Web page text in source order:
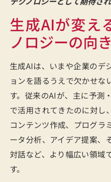
生成AIが変え
ノロジーの向
生成AIは、いまや企業のデ
ョンを語るうえで欠かせな
す。従来のAIが、主に予測
で活用されてきたのに対し
コンテンツ作成、プログラ
ータ分析、アイデア提案、
対話など、より幅広い領域
す。